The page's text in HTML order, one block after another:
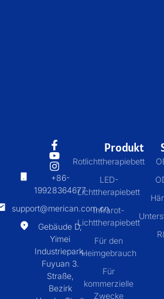
+86-
19928364677
support@merican.com.cn
Gebäude D,
Yimei
Industriepark,
Fuyuan 3.
Straße,
Bezirk
Produkt
Rotlichttherapiebett
LED-
Lichttherapiebett
Infrarot-
Lichttherapiebett
Für den
Heimgebrauch
Für
kommerzielle
Zwecke